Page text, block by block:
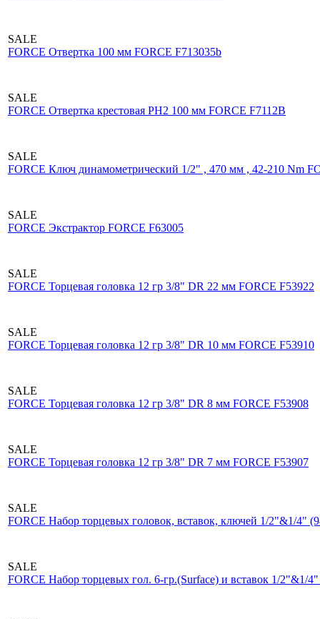
SALE
FORCE Отвертка 100 мм FORCE F713035b
SALE
FORCE Отвертка крестовая РН2 100 мм FORCE F7112В
SALE
FORCE Ключ динамометрический 1/2" , 470 мм , 42-210 Nm
SALE
FORCE Экстрактор FORCE F63005
SALE
FORCE Торцевая головка 12 гр 3/8" DR 22 мм FORCE F53922
SALE
FORCE Торцевая головка 12 гр 3/8" DR 10 мм FORCE F53910
SALE
FORCE Торцевая головка 12 гр 3/8" DR 8 мм FORCE F53908
SALE
FORCE Торцевая головка 12 гр 3/8" DR 7 мм FORCE F53907
SALE
FORCE Набор торцевых головок, вставок, ключей 1/2"&1/4"
SALE
FORCE Набор торцевых гол. 6-гр.(Surface) и вставок 1/2"&1/